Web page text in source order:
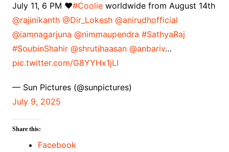
July 11, 6 PM ❤️#Coolieworldwide from August 14th
@rajinikanth @Dir_Lokesh @anirudhofficial
@iamnagarjuna @nimmaupendra #SathyaRaj
#SoubinShahir @shrutihaasan @anbariv…
pic.twitter.com/G8YYHx1jLI
— Sun Pictures (@sunpictures)
July 9, 2025
Share this:
Facebook